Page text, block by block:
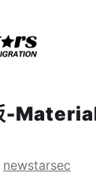
-
newstarsec